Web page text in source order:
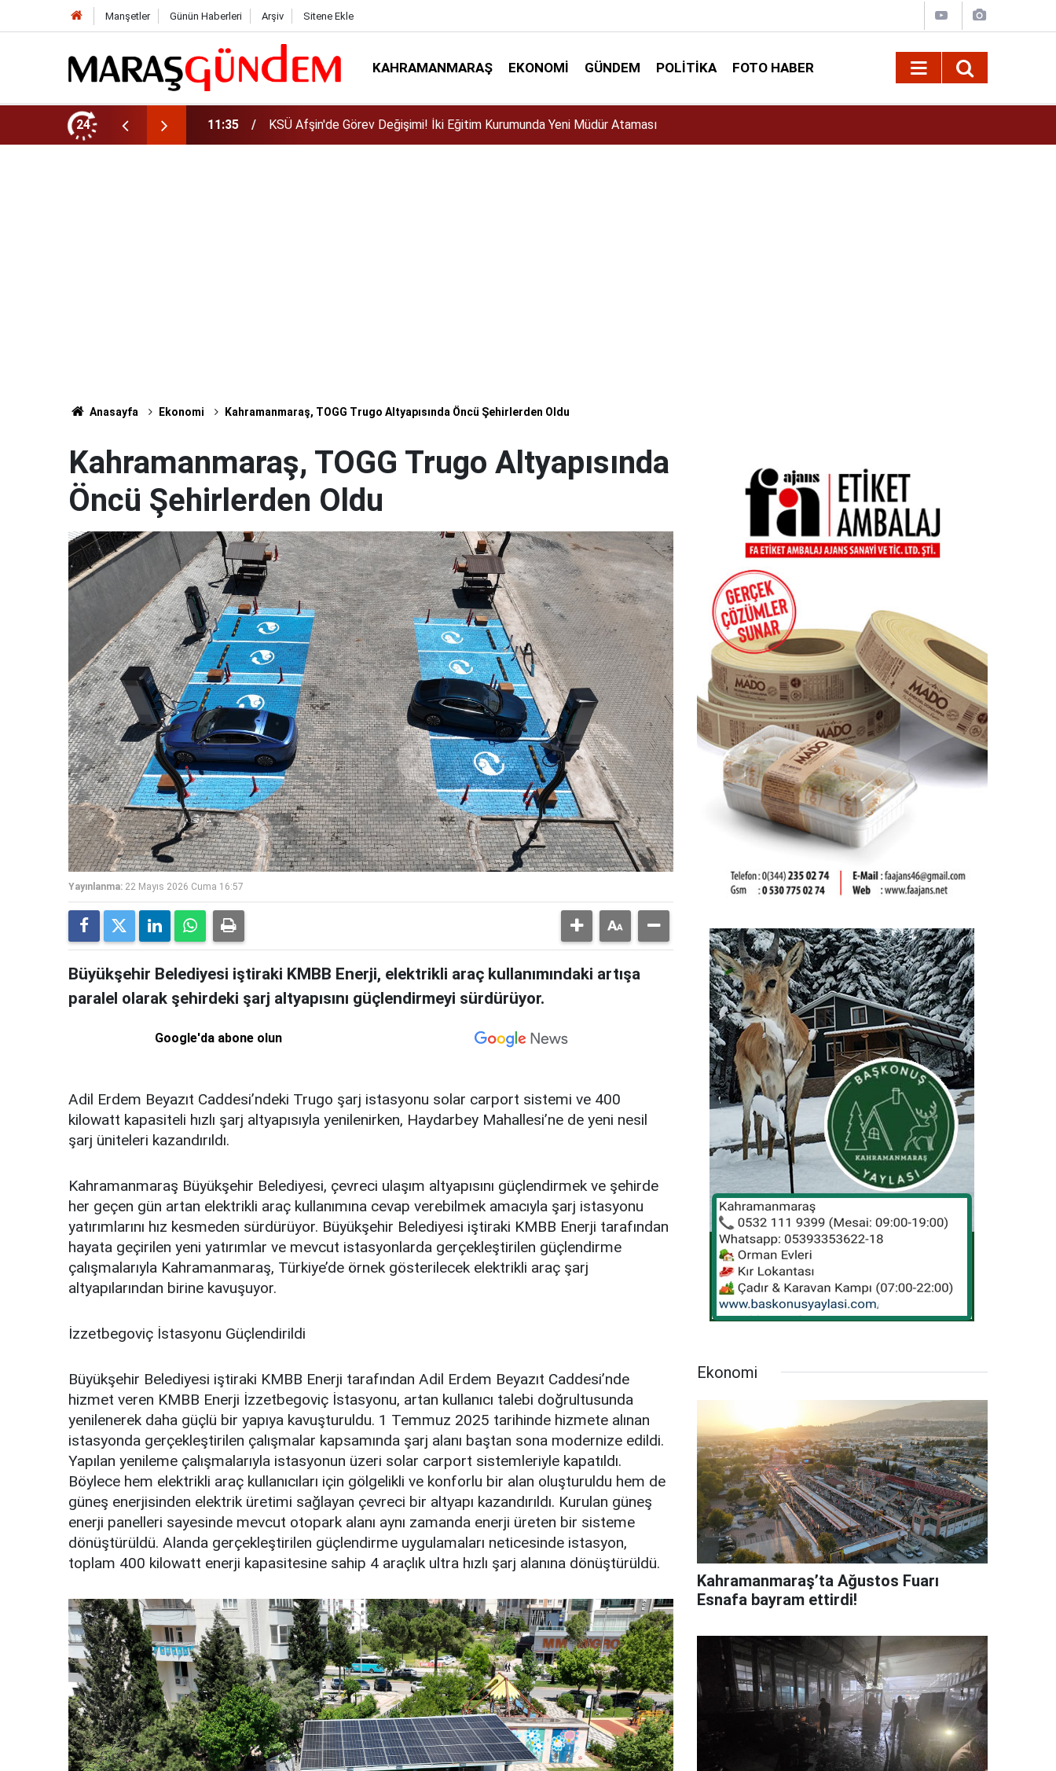
Manşetler Günün Haberleri Arşiv Sitene Ekle
KAHRAMANMARAŞ EKONOMI GÜNDEM POLITIKA FOTO HABER
24
Müdür Ataması 10:14 Funda Arar konser için Kahramanmaraş’a geliyor!
Anasayfa Ekonomi Kahramanmaraş, TOGG Trugo Altyapısında Öncü Şehirlerden Oldu
Kahramanmaraş, TOGG Trugo Altyapısında
Öncü Şehirlerden Oldu
Yayınlanma: 22 Mayıs 2026 Cuma 16:57
Büyükşehir Belediyesi iştiraki KMBB Enerji, elektrikli araç kullanımındaki artışa
paralel olarak şehirdeki şarj altyapısını güçlendirmeyi sürdürüyor.
Google'da abone olun
Adil Erdem Beyazıt Caddesi’ndeki Trugo şarj istasyonu solar carport sistemi ve 400
kilowatt kapasiteli hızlı şarj altyapısıyla yenilenirken, Haydarbey Mahallesi’ne de yeni nesil
şarj üniteleri kazandırıldı.
Kahramanmaraş Büyükşehir Belediyesi, çevreci ulaşım altyapısını güçlendirmek ve şehirde
her geçen gün artan elektrikli araç kullanımına cevap verebilmek amacıyla şarj istasyonu
yatırımlarını hız kesmeden sürdürüyor. Büyükşehir Belediyesi iştiraki KMBB Enerji tarafından
hayata geçirilen yeni yatırımlar ve mevcut istasyonlarda gerçekleştirilen güçlendirme
çalışmalarıyla Kahramanmaraş, Türkiye’de örnek gösterilecek elektrikli araç şarj
altyapılarından birine kavuşuyor.
İzzetbegoviç İstasyonu Güçlendirildi
Büyükşehir Belediyesi iştiraki KMBB Enerji tarafından Adil Erdem Beyazıt Caddesi’nde
hizmet veren KMBB Enerji İzzetbegoviç İstasyonu, artan kullanıcı talebi doğrultusunda
yenilenerek daha güçlü bir yapıya kavuşturuldu. 1 Temmuz 2025 tarihinde hizmete alınan
istasyonda gerçekleştirilen çalışmalar kapsamında şarj alanı baştan sona modernize edildi.
Yapılan yenileme çalışmalarıyla istasyonun üzeri solar carport sistemleriyle kapatıldı.
Böylece hem elektrikli araç kullanıcıları için gölgelikli ve konforlu bir alan oluşturuldu hem de
güneş enerjisinden elektrik üretimi sağlayan çevreci bir altyapı kazandırıldı. Kurulan güneş
enerji panelleri sayesinde mevcut otopark alanı aynı zamanda enerji üreten bir sisteme
dönüştürüldü. Alanda gerçekleştirilen güçlendirme uygulamaları neticesinde istasyon,
toplam 400 kilowatt enerji kapasitesine sahip 4 araçlık ultra hızlı şarj alanına dönüştürüldü.
Ekonomi
Kahramanmaraş’ta Ağustos Fuarı
Esnafa bayram ettirdi!